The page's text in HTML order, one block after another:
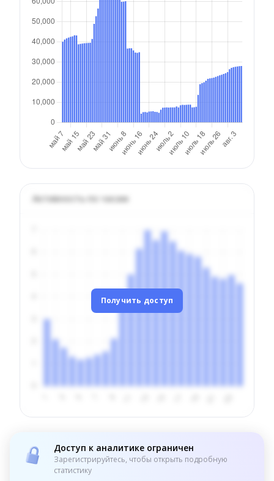
Активность по часам
Получить доступ
Доступ к аналитике ограничен
Зарегистрируйтесь, чтобы открыть подробную
статистику